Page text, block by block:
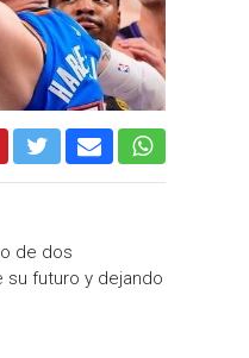
de dos
futuro y dejando
opción de